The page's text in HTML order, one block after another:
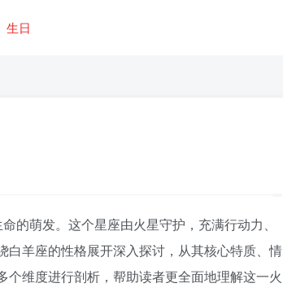
生日
的萌发。这个星座由火星守护，充满行动力、
羊座的性格展开深入探讨，从其核心特质、情
维度进行剖析，帮助读者更全面地理解这一火